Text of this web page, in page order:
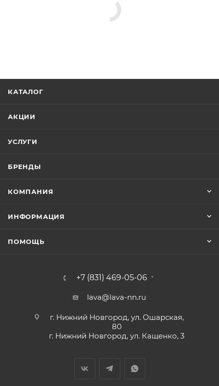
КАТАЛОГ
АКЦИИ
УСЛУГИ
БРЕНДЫ
КОМПАНИЯ
ИНФОРМАЦИЯ
ПОМОЩЬ
+7 (831) 469-05-06
lava@lava-nn.ru
г. Нижний Новгород, ул. Ошарская,
80
г. Нижний Новгород, ул. Кащенко, 3